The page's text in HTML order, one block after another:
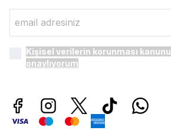
Kişisel verilerin korunması kanunu
onaylıyorum